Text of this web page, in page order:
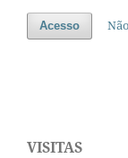
Acesso
VISITAS